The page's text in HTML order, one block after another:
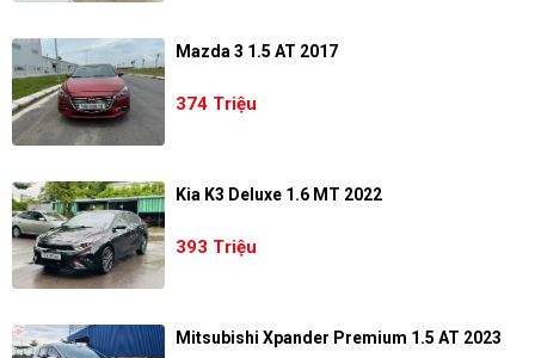
Mazda 3 1.5 AT 2017
374 Triệu
Kia K3 Deluxe 1.6 MT 2022
393 Triệu
Mitsubishi Xpander Premium 1.5 AT 2023